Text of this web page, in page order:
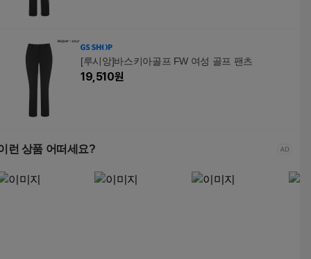
[루시앙]바스키아골프 FW 여성 골프 팬츠
19,510원
런 상품 어떠세요?